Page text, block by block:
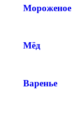
Мороженое
Мёд
Варенье